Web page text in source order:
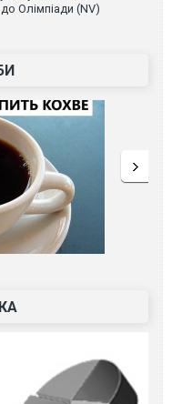
Олімпіади (NV)